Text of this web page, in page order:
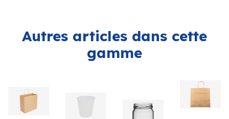
Autres articles dans cette
gamme